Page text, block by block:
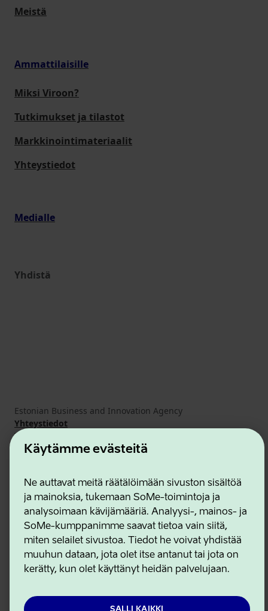
Käytämme evästeitä
Ne auttavat meitä räätälöimään sivuston sisältöä
ja mainoksia, tukemaan SoMe-toimintoja ja
analysoimaan kävijämääriä. Analyysi-, mainos- ja
SoMe-kumppanimme saavat tietoa vain siitä,
miten selailet sivustoa. Tiedot he voivat yhdistää
muuhun dataan, jota olet itse antanut tai jota on
kerätty, kun olet käyttänyt heidän palvelujaan.
SALLI KAIKKI
Meistä
Ammattilaisille
Miksi Viroon?
Tutkimukset ja tilastot
Markkinointimateriaalit
Yhteystiedot
Medialle
Yhdistä
Estonian Business and Innovation Agency
Yhteystiedot
Yhteistyökumppanit
Käyttöehdot